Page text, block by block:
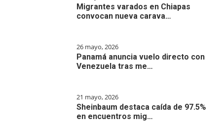
Migrantes varados en Chiapas
convocan nueva carava…
26 mayo, 2026
Panamá anuncia vuelo directo con
Venezuela tras me…
21 mayo, 2026
Sheinbaum destaca caída de 97.5%
en encuentros mig…